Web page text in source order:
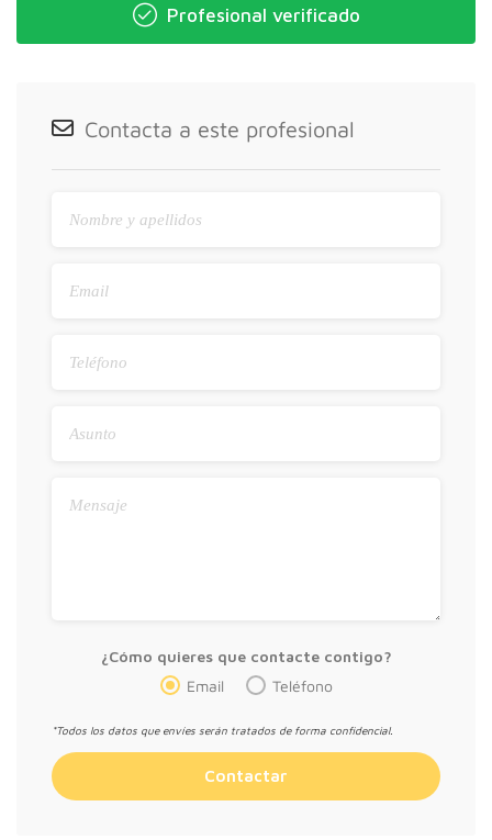
Profesional verificado
Contacta a este profesional
¿Cómo quieres que contacte contigo?
Email
Teléfono
*Todos los datos que envíes serán tratados de forma confidencial.